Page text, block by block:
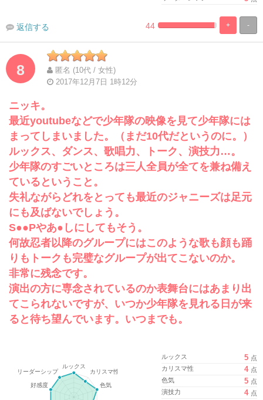
-
+
%
100%
44
返信する
8
匿名 (10代 / 女性)
2017年12月7日 1時12分
ニッキ。
最近youtubeなどで少年隊の映像を見て少年隊には
まってしまいました。（まだ10代だというのに。）
ルックス、ダンス、歌唱力、トーク、演技力…。
少年隊のすごいところは三人全員が全てを兼ね備え
ているということ。
失礼ながらどれをとっても最近のジャニーズは足元
にも及ばないでしょう。
S●●Pやあ●しにしてもそう。
何故忍者以降のグループにはこのような歌も顔も踊
りもトークも完璧なグループが出てこないのか。
非常に残念です。
演出の方に専念されているのか表舞台にはあまり出
てこられないですが、いつか少年隊を見れる日が来
ると待ち望んでいます。いつまでも。
ルックス 5 点
カリスマ性
4 点
色気
5 点
演技力
4 点